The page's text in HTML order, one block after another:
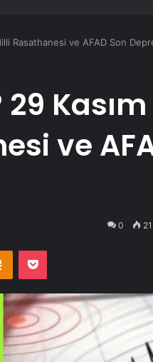
Rasathanesi ve AFAD Son
Kasım
ve
0 21
Odnoklassniki
Pocket